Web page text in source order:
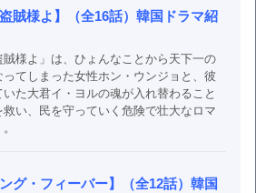
盗賊様よ】（全16話）韓国ドラマ紹
賊様よ」は、ひょんなことから天下一の
ってしまった女性ホン・ウンジョと、彼
た大君イ・ヨルの魂が入れ替わること
救い、民を守っていく危険で壮大なロマ
ング・フィーバー】（全12話）韓国